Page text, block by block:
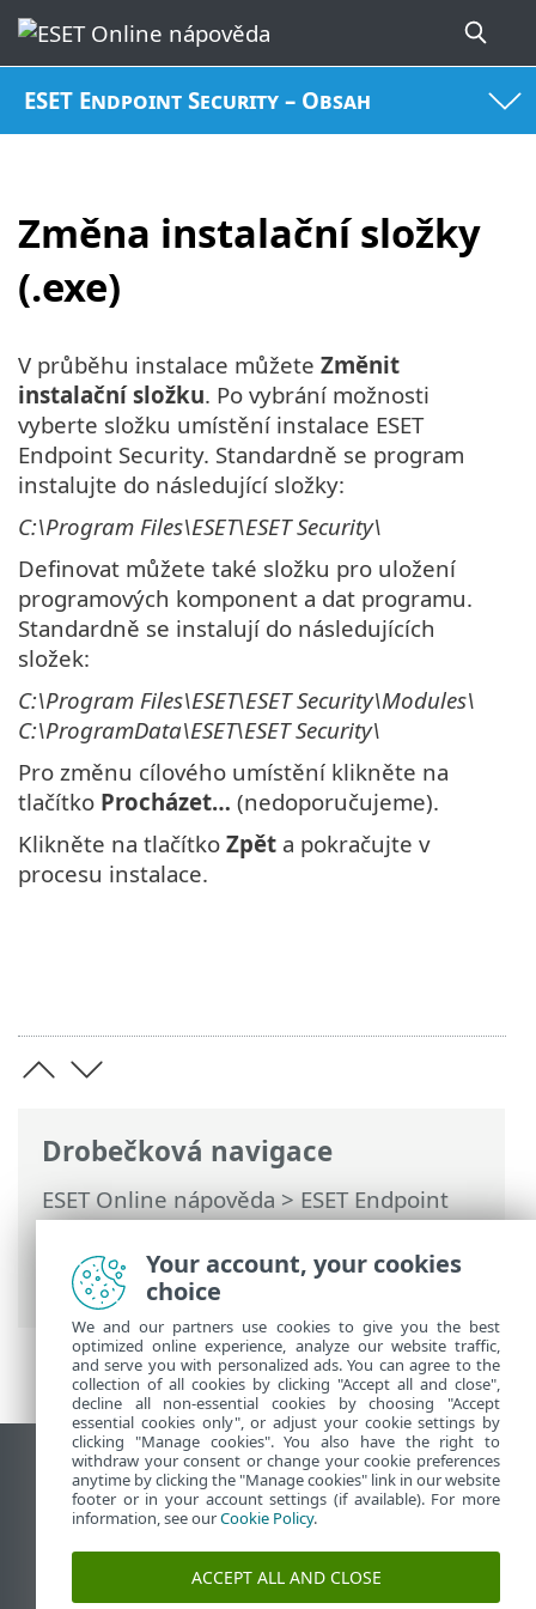
ESET Endpoint Security – Obsah
Změna instalační složky
(.exe)
Drobečková navigace
ESET Online nápověda>ESET Endpoint
Security>Instalace/Aktualizace>
Instalace (.exe) > Změna instalační složky
(.exe)
V průběhu instalace můžete Změnit
instalační složku. Po vybrání možnosti
vyberte složku umístění instalace ESET
Endpoint Security. Standardně se program
instalujte do následující složky:
C:\Program Files\ESET\ESET Security\
Definovat můžete také složku pro uložení
programových komponent a dat programu.
Standardně se instalují do následujících
složek:
C:\Program Files\ESET\ESET Security\Modules\
C:\ProgramData\ESET\ESET Security\
Pro změnu cílového umístění klikněte na
tlačítko Procházet… (nedoporučujeme).
Klikněte na tlačítko Zpět a pokračujte v
procesu instalace.
Zobrazit verzi pro počítač
End of Life
ESET Databáze znalostí
ESET Forum
ESET Status Portal
Your account, your cookies
choice
We and our partners use cookies to give you the best
optimized online experience, analyze our website traffic,
and serve you with personalized ads. You can agree to the
collection of all cookies by clicking "Accept all and close",
decline all non-essential cookies by choosing "Accept
essential cookies only", or adjust your cookie settings by
clicking "Manage cookies". You also have the right to
withdraw your consent or change your cookie preferences
anytime by clicking the "Manage cookies" link in our website
footer or in your account settings (if available). For more
information, see ourCookie Policy.
ACCEPT ALL AND CLOSE